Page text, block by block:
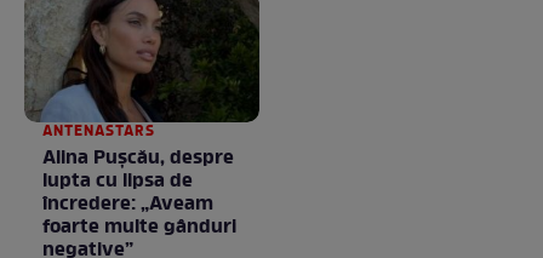
ANTENASTARS
Alina Pușcău, despre
lupta cu lipsa de
încredere: „Aveam
foarte multe gânduri
negative”